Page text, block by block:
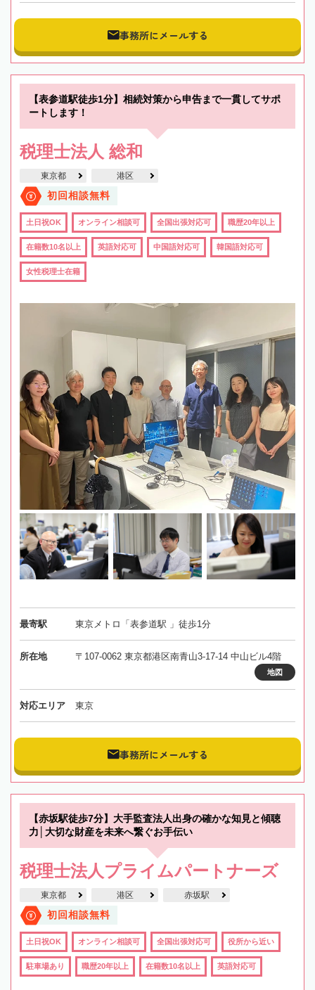
事務所にメールする
【表参道駅徒歩1分】相続対策から申告まで一貫してサポ
ートします！
税理士法人 総和
東京都 港区
初回相談無料
土日祝OK オンライン相談可 全国出張対応可 職歴20年以上
在籍数10名以上 英語対応可 中国語対応可 韓国語対応可
女性税理士在籍
最寄駅 東京メトロ「表参道駅 」徒歩1分
所在地 〒107-0062 東京都港区南青山3-17-14 中山ビル4階
地図
対応エリア 東京
事務所にメールする
【赤坂駅徒歩7分】大手監査法人出身の確かな知見と傾聴
力│大切な財産を未来へ繋ぐお手伝い
税理士法人プライムパートナーズ
東京都 港区 赤坂駅
初回相談無料
土日祝OK オンライン相談可 全国出張対応可 役所から近い
駐車場あり 職歴20年以上 在籍数10名以上 英語対応可